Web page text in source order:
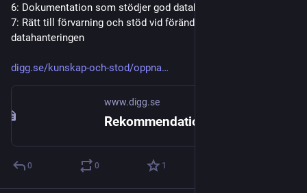
6: Dokumentation som stödjer god datahantering
7: Rätt till förvarning och stöd vid förändringar i
datahanteringen
digg.se/kunskap-och-stod/oppna
www.digg.se
0 0 1